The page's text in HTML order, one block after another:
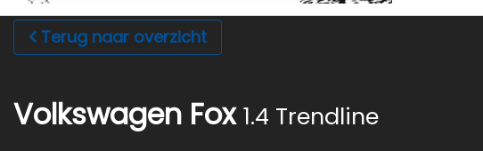
Terug naar overzicht
Volkswagen Fox 1.4 Trendline